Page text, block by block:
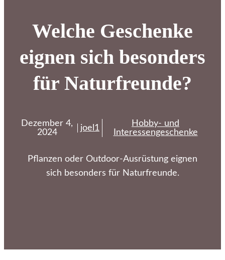
Welche Geschenke
eignen sich besonders
für Naturfreunde?
Dezember 4,
2024
joel1
Hobby- und
Interessengeschenke
Pflanzen oder Outdoor-Ausrüstung eignen
sich besonders für Naturfreunde.